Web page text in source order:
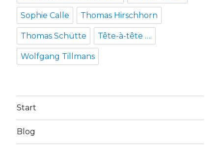
Sophie Calle Thomas Hirschhorn
Thomas Schütte Tête-à-tête ….
Wolfgang Tillmans
Start
Blog